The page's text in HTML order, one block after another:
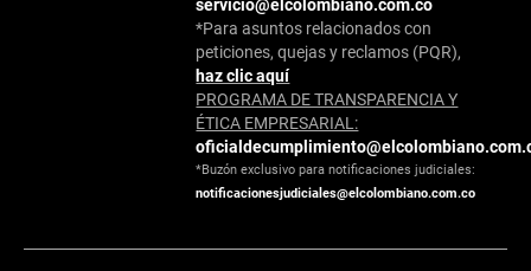
servicio@elcolombiano.com.co
*Para asuntos relacionados con
peticiones, quejas y reclamos (PQR),
haz clic aquí
PROGRAMA DE TRANSPARENCIA Y
ÉTICA EMPRESARIAL:
*Buzón exclusivo para notificaciones judiciales:
notificacionesjudiciales@elcolombiano.com.co